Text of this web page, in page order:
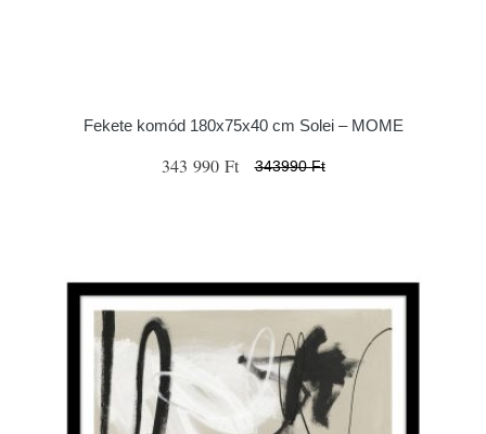
Fekete komód 180x75x40 cm Solei – MOME
343 990 Ft 343990 Ft